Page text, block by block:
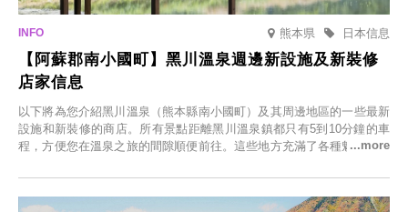
熊本県 日本信息
【阿蘇郡南小國町】黑川溫泉週邊新設施及新裝修
店家信息
以下將為您介紹黑川溫泉（熊本縣南小國町）及其周邊地區的一些最新
設施和新裝修的商店。所有景點距離黑川溫泉鎮都只有5到10分鐘的車
程，方便您在溫泉之旅的間隙順便前往。這些地方充滿了各種魅力，包
食材的餐廳。讓您體驗黑川溫泉的全新樂趣。